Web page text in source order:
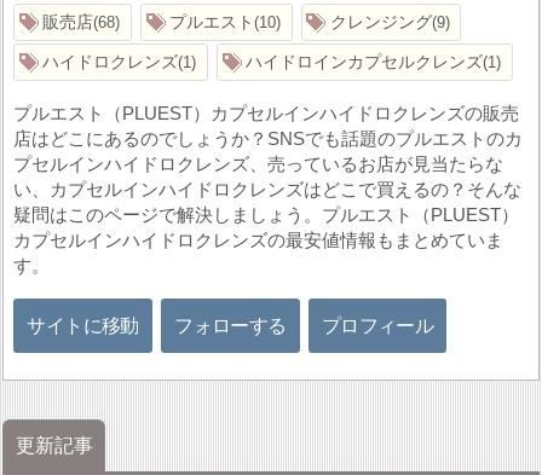
販売店 68 プルエスト 10 クレンジング 9
ハイドロクレンズ 1 ハイドロインカプセルクレンズ 1
プルエスト（PLUEST）カプセルインハイドロクレンズの販売
店はどこにあるのでしょうか？SNSでも話題のプルエストのカ
プセルインハイドロクレンズ、売っているお店が見当たらな
い、カプセルインハイドロクレンズはどこで買えるの？そんな
疑問はこのページで解決しましょう。プルエスト（PLUEST）
カプセルインハイドロクレンズの最安値情報もまとめていま
す。
サイトに移動 フォローする プロフィール
更新記事